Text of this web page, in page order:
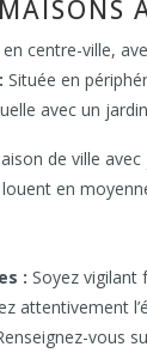
en centre-ville,
Située en
avec un
de ville
en
: Soyez vigilant
attentivement
vous